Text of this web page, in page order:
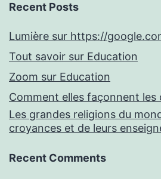
Recent Posts
Lumière sur https://
Tout savoir sur Education
Zoom sur Education
Comment elles façonnent les
Les grandes religions du
croyances et de leurs
Recent Comments